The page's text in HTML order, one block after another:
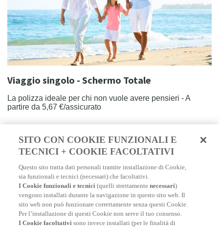
Viaggio singolo - Schermo Totale
La polizza ideale per chi non vuole avere pensieri - A
partire da 5,67 €/assicurato
SCOPRI DI PIÙ
SITO CON COOKIE FUNZIONALI E
TECNICI + COOKIE FACOLTATIVI
Questo sito tratta dati personali tramite installazione di Cookie,
sia funzionali e tecnici (necessari) che facoltativi.
I Cookie funzionali e tecnici (quelli strettamentenecessari)
vengono installati durante la navigazione in questo sito web. Il
sito web non può funzionare correttamente senza questi Cookie.
Per l’installazione di questi Cookie non serve il tuo consenso.
I Cookie facoltativi sono invece installati (per le finalità di